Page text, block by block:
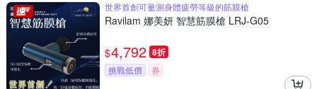
世界首創可量測身體疲勞等級的筋膜槍
Ravilam 娜美妍 智慧筋膜槍 LRJ-G05
$4,792 8折
挑戰低價 券